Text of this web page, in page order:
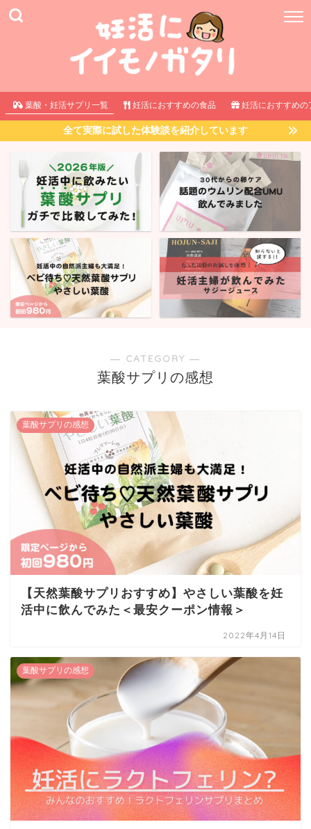
葉酸・妊活サプリ一覧 妊活におすすめの食品 妊活におすすめの
全て実際に試した体験談を紹介しています
― CATEGORY ―
葉酸サプリの感想
葉酸サプリの感想
【天然葉酸サプリおすすめ】やさしい葉酸を妊
活中に飲んでみた＜最安クーポン情報＞
2022年4月14日
葉酸サプリの感想